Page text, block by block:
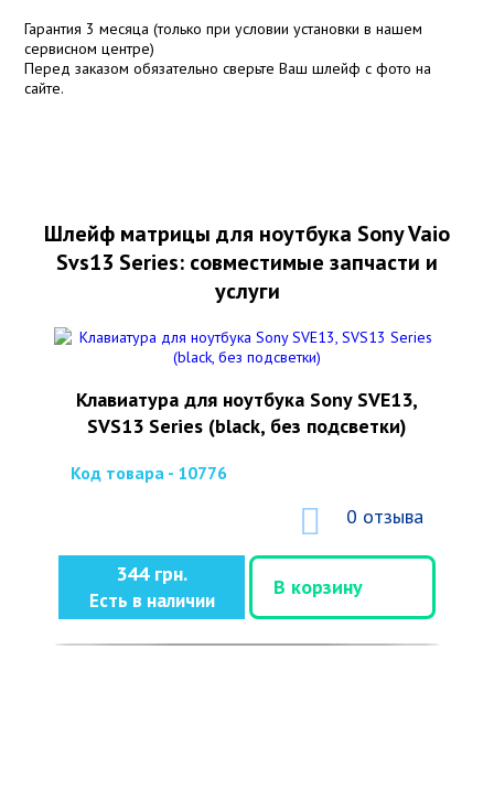
Гарантия 3 месяца (только при условии установки в нашем
сервисном центре)
Перед заказом обязательно сверьте Ваш шлейф с фото на
сайте.
Шлейф матрицы для ноутбука Sony Vaio
Svs13 Series: совместимые запчасти и
услуги
Клавиатура для ноутбука Sony SVE13,
SVS13 Series (black, без подсветки)
Код товара - 10776
0 отзыва
344 грн.
Есть в наличии
В корзину